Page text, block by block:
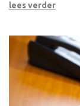
lees verder